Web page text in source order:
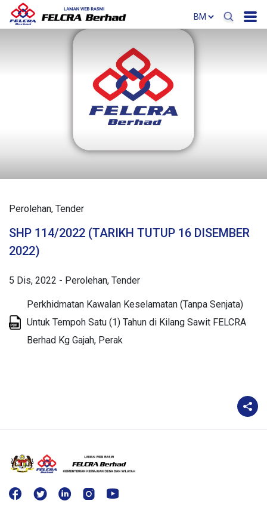
Perolehan Tender
SHP 114/2022 (TARIKH TUTUP 16 DISEMBER
2022)
5 Dis, 2022 - Perolehan Tender
Perkhidmatan Kawalan Keselamatan (Tanpa Senjata)
Untuk Tempoh Satu (1) Tahun di Kilang Sawit FELCRA
Berhad Kg Gajah, Perak